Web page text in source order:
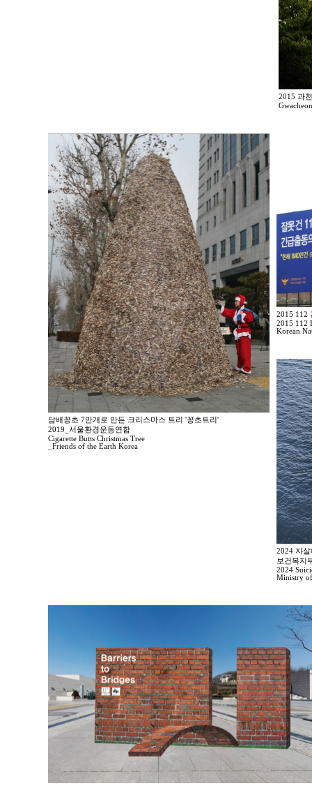
2015 과
담배꽁초 7만개로 만든 크리스마스 트리 '꽁초트리'
2019_서울환경운동연합
Cigarette Butts Christmas Tree
_Friends of the Earth Korea
2015 112
2015 112
Korean
2024 자
보건복지
2024
Ministry